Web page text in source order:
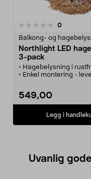
0
Balkong- og
Northlight LED
3-pack
• Hagebelysning i
• Enkel montering -
ledninger.
• Høyde over bakken
549,00
Legg i
Uvanlig